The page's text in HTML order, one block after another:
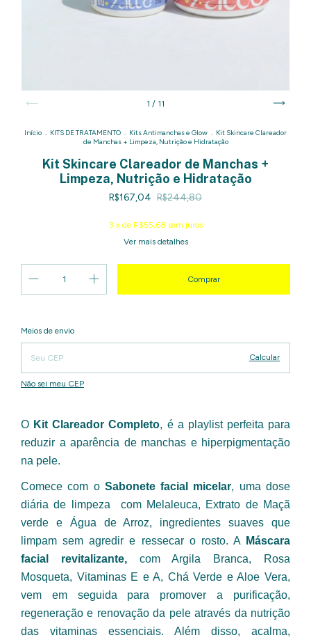
1 / 11
Início . KITS DE TRATAMENTO . Kits Antimanchas e Glow . Kit Skincare Clareador
de Manchas + Limpeza, Nutrição e Hidratação
Kit Skincare Clareador de Manchas +
Limpeza, Nutrição e Hidratação
R$167,04 R$244,80
3 x de R$55,68 sem juros
Ver mais detalhes
Entregas para o CEP:
Meios de envio
Calcular
Não sei meu CEP
O Kit Clareador Completo, é a playlist perfeita para
reduzir a aparência de manchas e hiperpigmentação
na pele.
Comece com o Sabonete facial micelar, uma dose
diária de limpeza  com Melaleuca, Extrato de Maçã
verde e Água de Arroz, ingredientes suaves que
limpam sem agredir e ressecar o rosto. A Máscara
facial revitalizante, com Argila Branca, Rosa
Mosqueta, Vitaminas E e A, Chá Verde e Aloe Vera,
vem em seguida para promover a purificação,
regeneração e renovação da pele através da nutrição
das vitaminas essenciais. Além disso, acalma,